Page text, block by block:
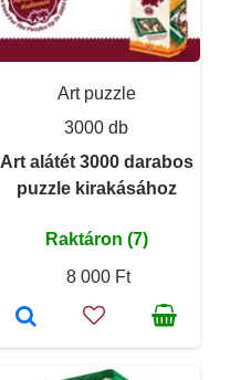
Art puzzle
3000 db
Art alátét 3000 darabos
puzzle kirakásához
Raktáron (7)
8 000 Ft